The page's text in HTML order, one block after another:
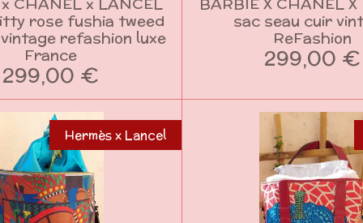
rose fushia tweed
refashion luxe
France
299,00 €
sac seau cuir
ReFashion
299,00 €
Hermès x Lancel